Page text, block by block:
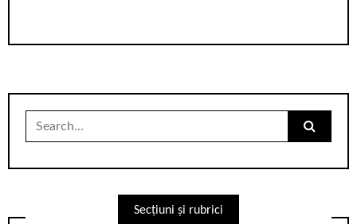
Search
Secțiuni și rubrici